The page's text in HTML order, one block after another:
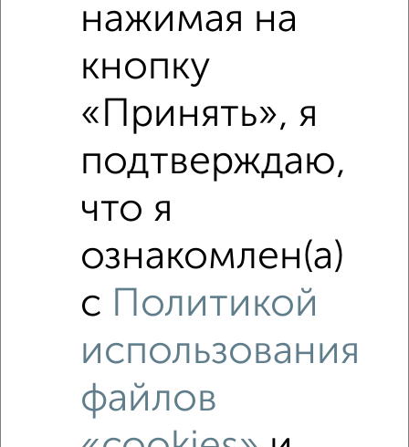
Сравнение средних цен
3‑комнатные квартиры с похожей площадью ±10%
4 200 000₽
Средняя цена район
Средняя цена по городу
Похожие предложения рядом
нажимая на
кнопку
«Принять», я
подтверждаю,
что я
ознакомлен(а)
с Политикой
использования
файлов